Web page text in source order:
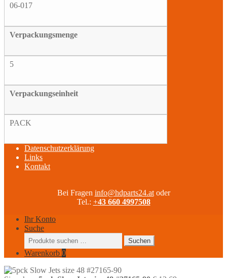
06-017
Verpackungsmenge
5
Verpackungseinheit
PACK
Datenschutzerklärung
Links
Kontakt
Bei Fragen info@hdparts24.atoder
Tel.: +43 660 4997508
Ihr Konto
Suche
Suchen
nach:
Suchen
Warenkorb 0